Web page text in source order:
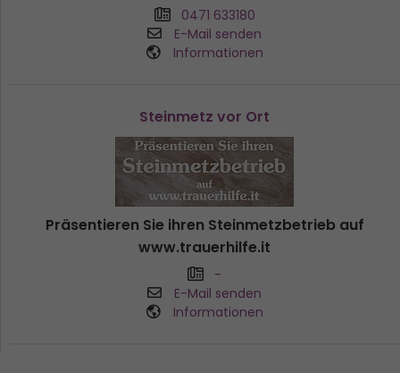
0471 633180
E-Mail senden
Informationen
Steinmetz vor Ort
Präsentieren Sie ihren Steinmetzbetrieb auf
www.trauerhilfe.it
-
E-Mail senden
Informationen